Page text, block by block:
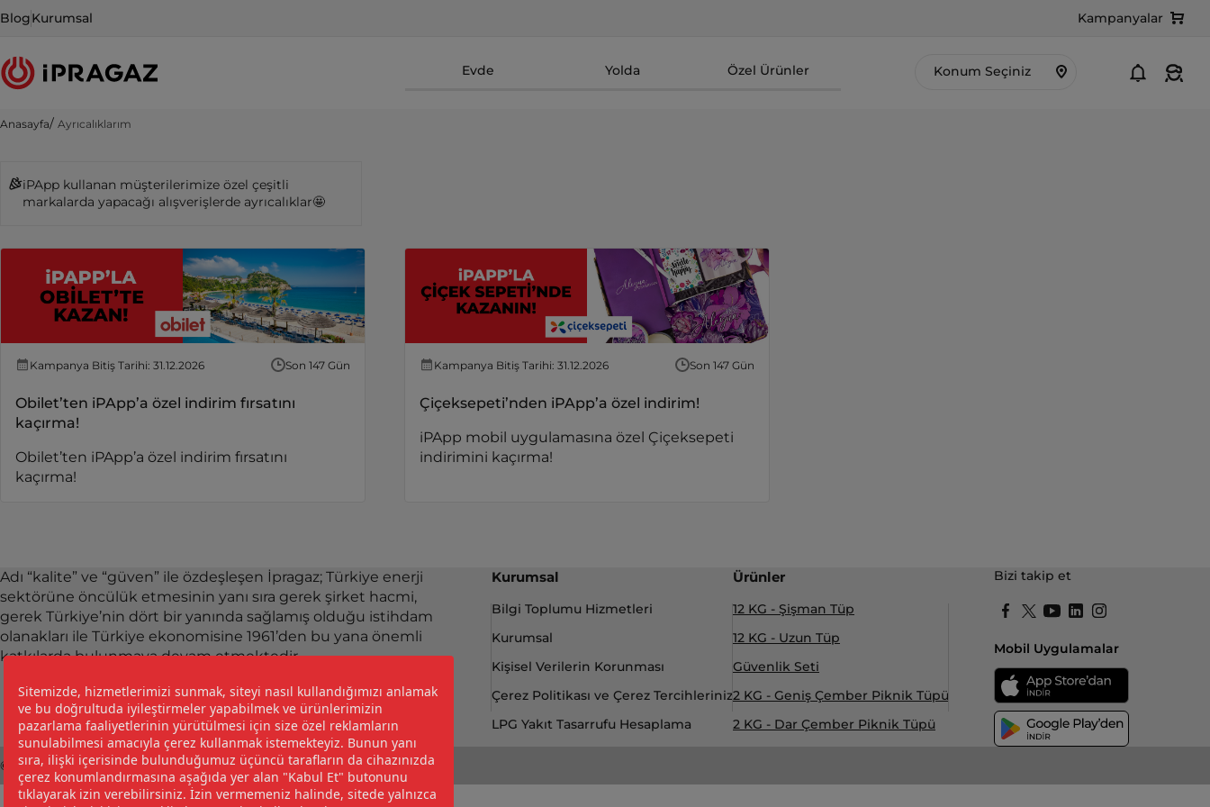
BlogKurumsal Kampanyalar
Evde Yolda Özel Ürünler Konum Seçiniz
Anasayfa Ayrıcalıklarım
iPApp kullanan müşterilerimize özel çeşitli
markalarda yapacağı alışverişlerde ayrıcalıklar🤩
Kampanya Bitiş Tarihi: 31.12.2026 Son 147 Gün
Obilet’ten iPApp’a özel indirim fırsatını
kaçırma!
Obilet’ten iPApp’a özel indirim fırsatını
kaçırma!
Kampanya Bitiş Tarihi: 31.12.2026 Son 147 Gün
Çiçeksepeti’nden iPApp’a özel indirim!
iPApp mobil uygulamasına özel Çiçeksepeti
indirimini kaçırma!
Bizi takip et
Mobil Uygulamalar
Kurumsal
Bilgi Toplumu Hizmetleri
Kurumsal
Kişisel Verilerin Korunması
Çerez Politikası ve Çerez Tercihleriniz
LPG Yakıt Tasarrufu Hesaplama
Ürünler
12 KG - Şişman Tüp
12 KG - Uzun Tüp
Güvenlik Seti
2 KG - Geniş Çember Piknik Tüpü
2 KG - Dar Çember Piknik Tüpü
Adı “kalite” ve “güven” ile özdeşleşen İpragaz; Türkiye enerji
sektörüne öncülük etmesinin yanı sıra gerek şirket hacmi,
gerek Türkiye’nin dört bir yanında sağlamış olduğu istihdam
olanakları ile Türkiye ekonomisine 1961’den bu yana önemli
katkılarda bulunmaya devam etmektedir.
©2026 İpragaz